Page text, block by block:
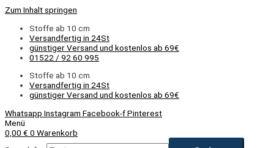
Zum Inhalt springen
Stoffe ab 10 cm
Versandfertig in 24St
günstiger Versand und kostenlos ab 69€
01522 / 92 60 995
Stoffe ab 10 cm
Versandfertig in 24St
günstiger Versand und kostenlos ab 69€
Whatsapp Instagram Facebook-fPinterest
Menü
0,00 € 0 Warenkorb